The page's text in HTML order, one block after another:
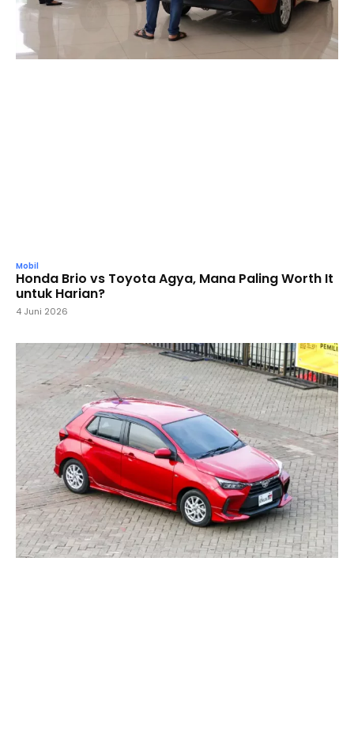
Mobil
Honda Brio vs Toyota Agya, Mana Paling Worth It
untuk Harian?
4 Juni 2026